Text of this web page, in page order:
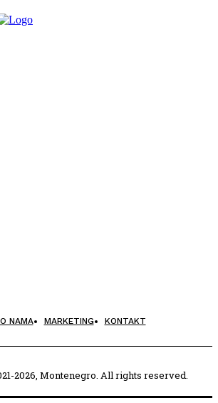
O NAMA MARKETING KONTAKT
2026, Montenegro. All rights reserved.